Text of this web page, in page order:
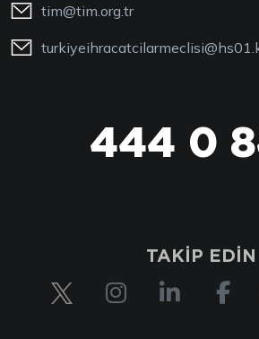
tim@tim.org.tr
444 0
444 0
TAKİP EDİN